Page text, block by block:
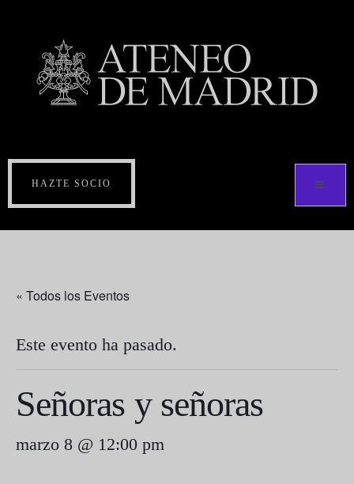
HAZTE SOCIO
« Todos los Eventos
Este evento ha pasado.
Señoras y señoras
marzo 8 @ 12:00 pm